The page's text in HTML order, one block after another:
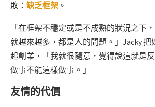
敗： 缺乏框架 。
「在框架不穩定或是不成熟的狀況之下
就越來越多，都是人的問題。」Jacky 把
起創業，「我就很隨意，覺得說這就是
做事不能這樣做事。」
友情的代價